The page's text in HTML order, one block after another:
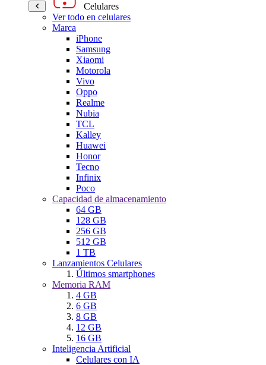
Celulares
Ver todo en celulares
Marca
iPhone
Samsung
Xiaomi
Motorola
Vivo
Oppo
Realme
Nubia
TCL
Kalley
Huawei
Honor
Tecno
Infinix
Poco
Capacidad de almacenamiento
64 GB
128 GB
256 GB
512 GB
1 TB
Lanzamientos Celulares
Últimos smartphones
Memoria RAM
4 GB
6 GB
8 GB
12 GB
16 GB
Inteligencia Artificial
Celulares con IA